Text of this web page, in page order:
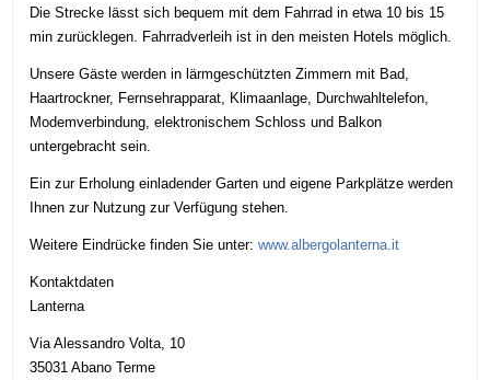
Die Strecke lässt sich bequem mit dem Fahrrad in etwa 10 bis 15
min zurücklegen. Fahrradverleih ist in den meisten Hotels möglich.
Unsere Gäste werden in lärmgeschützten Zimmern mit Bad,
Haartrockner, Fernsehrapparat, Klimaanlage, Durchwahltelefon,
Modemverbindung, elektronischem Schloss und Balkon
untergebracht sein.
Ein zur Erholung einladender Garten und eigene Parkplätze werden
Ihnen zur Nutzung zur Verfügung stehen.
Weitere Eindrücke finden Sie unter:www.albergolanterna.it
Kontaktdaten
Lanterna
Via Alessandro Volta, 10
35031 Abano Terme